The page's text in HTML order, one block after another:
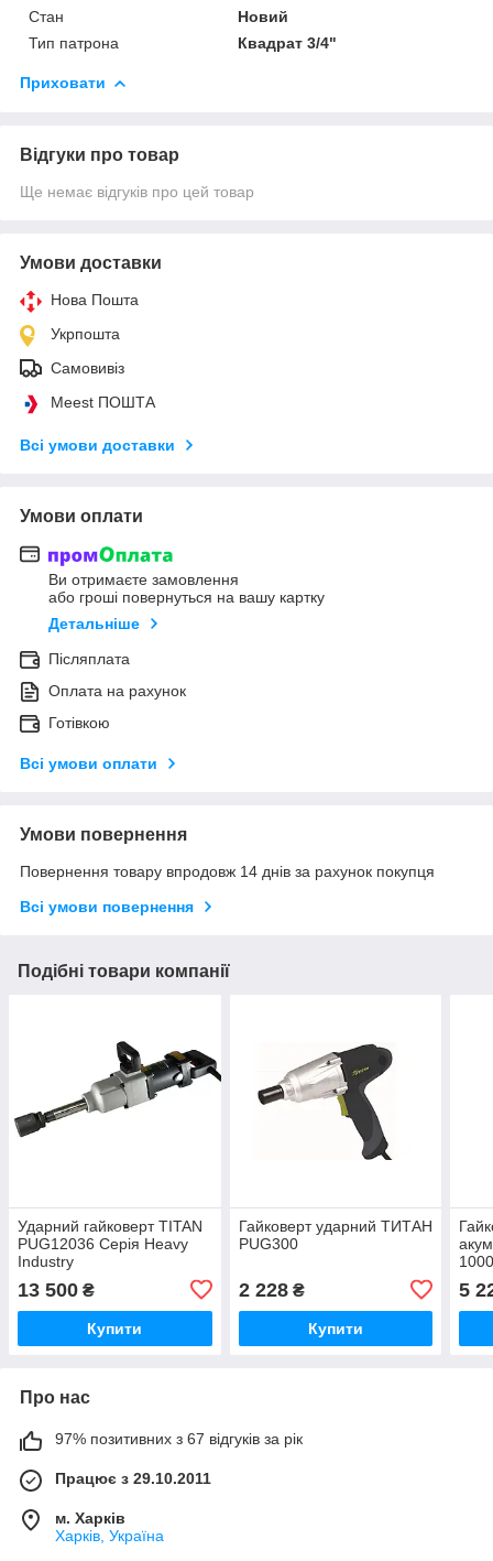
Стан
Новий
Тип патрона
Квадрат 3/4"
Приховати
Відгуки про товар
Ще немає відгуків про цей товар
Умови доставки
Нова Пошта
Укрпошта
Самовивіз
Meest ПОШТА
Всі умови доставки
Умови оплати
Ви отримаєте замовлення
або гроші повернуться на вашу картку
Детальніше
Післяплата
Оплата на рахунок
Готівкою
Всі умови оплати
Умови повернення
Повернення товару впродовж 14 днів за рахунок покупця
Всі умови повернення
Подібні товари компанії
Ударний гайковерт TITAN
PUG12036 Серія Heavy
Industry
13 500 ₴
Купити
Гайковерт ударний ТИТАН
PUG300
2 228₴
Купити
5
Про нас
97% позитивних з 67 відгуків за рік
Працює з 29.10.2011
м. Харків
Харків, Україна